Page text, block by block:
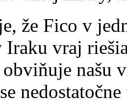
že Fico v
Iraku vraj
našu